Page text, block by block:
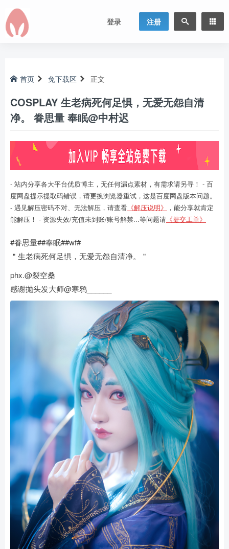
登录 注册
首页 免下载区 正文
COSPLAY 生老病死何足惧，无爱无怨自清
净。 眷思量 奉眠@中村迟
- 站内分享各大平台优质博主，无任何漏点素材，有需求请另寻！ - 百
度网盘提示提取码错误，请更换浏览器重试，这是百度网盘版本问题。
- 遇见解压密码不对、无法解压，请查看 《解压说明》
，能分享就肯定
能解压！ - 资源失效/充值未到账/账号解禁...等问题请 《提交工单》
#眷思量##奉眠##wf#
＂生老病死何足惧，无爱无怨自清净。＂
phx.@裂空桑
感谢抛头发大师@寒鸦______